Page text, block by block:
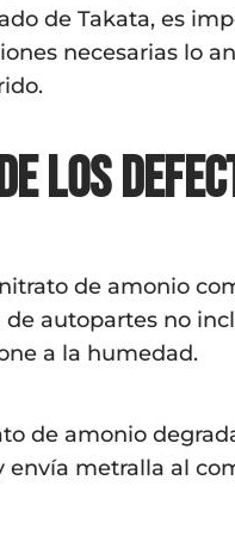
de Takata, es
necesarias lo
los
de amonio
autopartes no
a la humedad.
de amonio
envía metralla al